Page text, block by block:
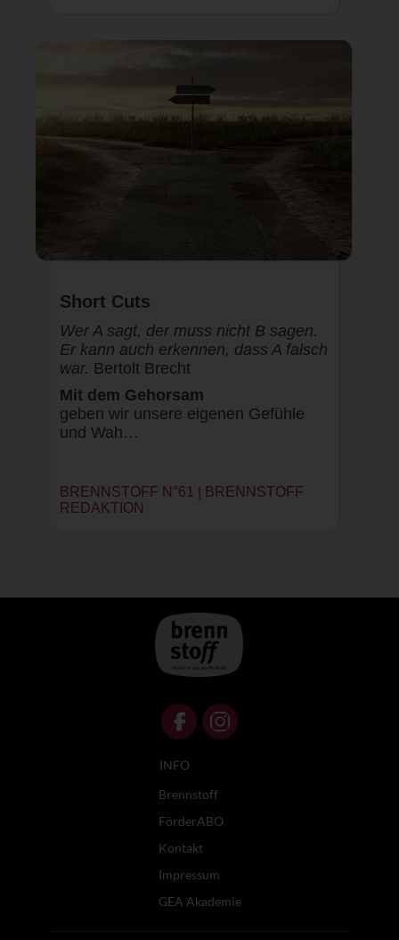
Short Cuts
Wer A sagt, der muss nicht B sagen.
Er kann auch erkennen, dass A falsch
war. Bertolt Brecht
Mit dem Gehorsam
geben wir unsere eigenen Gefühle
und Wah…
BRENNSTOFF N°61 |
BRENNSTOFF
REDAKTION
INFO
Brennstoff
FörderABO
Kontakt
Impressum
GEA Akademie